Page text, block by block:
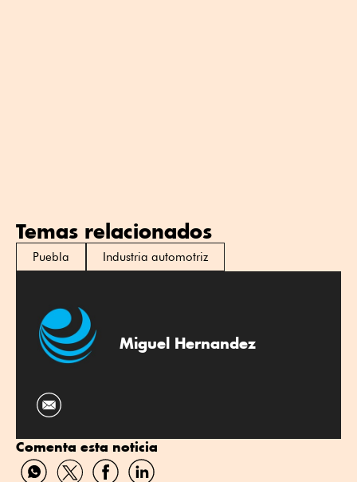
Temas relacionados
Puebla Industria automotriz
Miguel Hernandez
Comenta esta noticia
CompartirCompartirCompartirCompartir